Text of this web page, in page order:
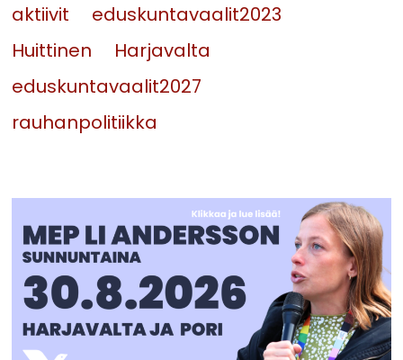
aktiivit
eduskuntavaalit2023
Huittinen
Harjavalta
eduskuntavaalit2027
rauhanpolitiikka